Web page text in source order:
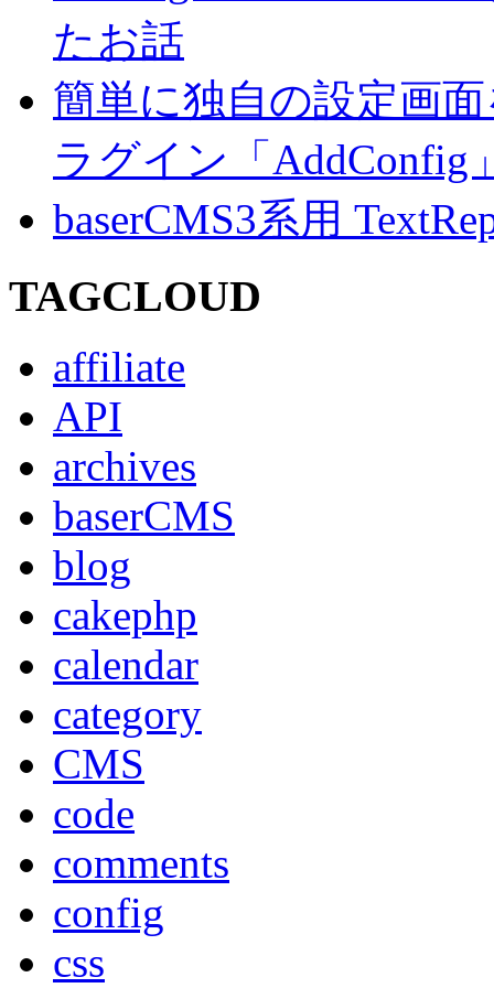
たお話
簡単に独自の設定画
ラグイン「AddConfig
baserCMS3系用
TAGCLOUD
affiliate
API
archives
baserCMS
blog
cakephp
calendar
category
CMS
code
comments
config
css